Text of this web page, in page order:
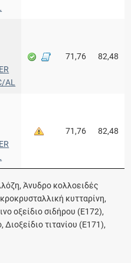
AL
71,76 82,48
71,76 82,48
Άνυδρο κολλοειδές
κυτταρίνη,
οξείδιο σιδήρου (Ε172),
τιτανίου (Ε171),